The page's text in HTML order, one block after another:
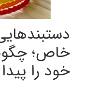
خاص؛
خود را